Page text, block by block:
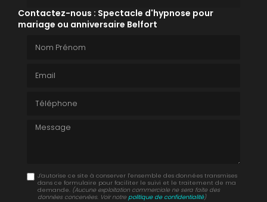
Contactez-nous : Spectacle d'hypnose pour
mariage ou anniversaire Belfort
Message
J'autorise ce site à conserver l'ensemble des données transmises
dans ce formulaire pour faciliter le suivi et le traitement de ma
demande. (Aucune exploitation commerciale ne sera faite des
données concervées. Voir notrepolitique de confidentialité)